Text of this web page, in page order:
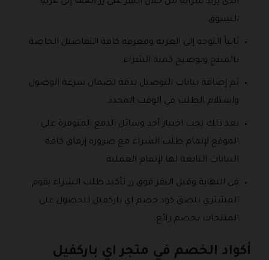
الذي يريد شرائه من خلال النقر على زر أضف إلى عربة
التسوق.
ثانياً التوجه إلى العربة ومعرفة كافة التفاصيل الخاصة
بالمنتج وتوضيح كمية الشراء.
ثم إضافة بيانات التوصيل بدقة لضمان سرعة الوصول
واستلام الطلب في الوقت المحدد.
بعد ذلك يجب اختيار أحد وسائل الدفع المتوفرة على
الموقع لإتمام طلب الشراء مع ضرورة إرفاق كافة
البيانات التابعة لها لإتمام العملية.
في النهاية وقبل النقر فوق زر تأكيد طلب الشراء يقوم
المشتري بلصق كود خصم اي باركفيل للحصول على
المنتجات بخصم رائع.
أكواد الخصم في متجر اي باركفيل